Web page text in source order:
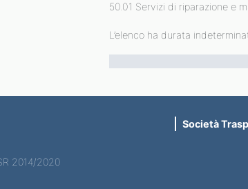
50.01 Servizi di riparazione e
L’elenco ha durata
2014/2020
Società